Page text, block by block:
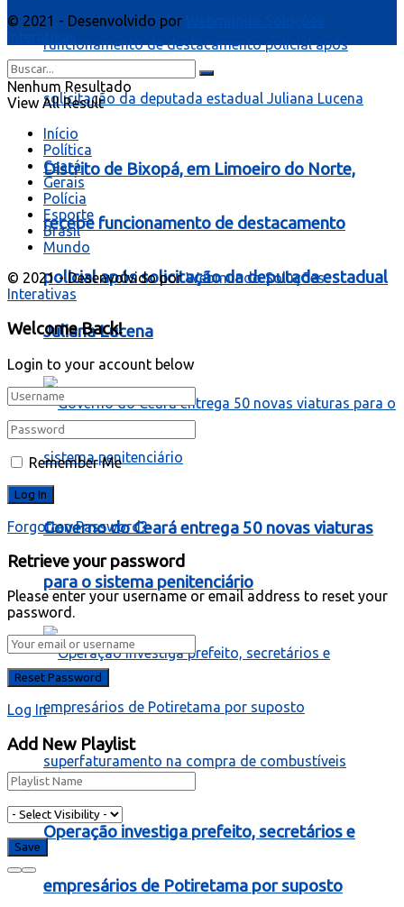
Distrito de Bixopá, em Limoeiro do Norte,
recebe funcionamento de destacamento
policial após solicitação da deputada estadual
Juliana Lucena
Governo do Ceará entrega 50 novas viaturas
para o sistema penitenciário
Operação investiga prefeito, secretários e
empresários de Potiretama por suposto
© 2021 - Desenvolvido por
Nenhum Resultado
View All Result
Início
Política
Ceará
Gerais
Polícia
Esporte
Brasil
Mundo
© 2021 - Desenvolvido porWebmundo Soluções
Interativas
Welcome Back!
Login to your account below
Remember Me
Forgotten Password?
Retrieve your password
Please enter your username or email address to reset your
password.
Log In
Add New Playlist